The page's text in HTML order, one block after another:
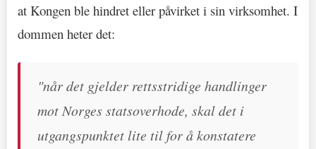
at Kongen ble hindret eller påvirket i sin virksomhet. I
dommen heter det:
"når det gjelder rettsstridige handlinger
mot Norges statsoverhode, skal det i
utgangspunktet lite til for å konstatere